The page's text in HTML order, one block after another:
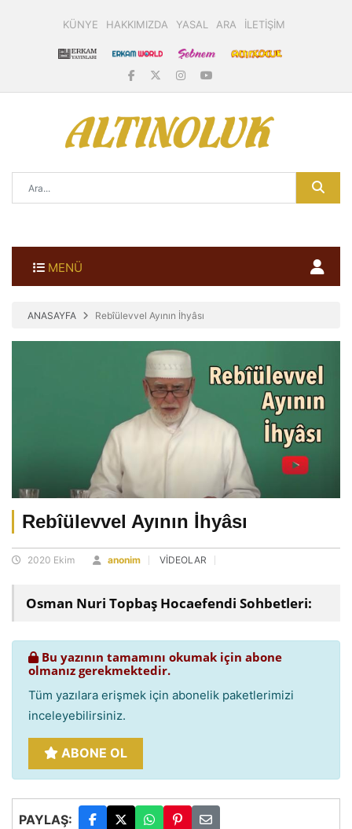
KÜNYE HAKKIMIZDA YASAL ARA İLETİŞİM
MENÜ
ANASAYFA Rebîülevvel Ayının İhyâsı
Rebîülevvel Ayının İhyâsı
2020 Ekim anonim VİDEOLAR
Osman Nuri Topbaş Hocaefendi Sohbetleri:
Bu yazının tamamını okumak için abone
olmanız gerekmektedir.
Tüm yazılara erişmek için abonelik paketlerimizi
inceleyebilirsiniz.
ABONE OL
PAYLAŞ: